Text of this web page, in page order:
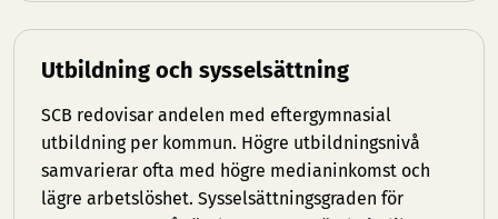
Utbildning och sysselsättning
SCB redovisar andelen med eftergymnasial
utbildning per kommun. Högre utbildningsnivå
samvarierar ofta med högre medianinkomst och
lägre arbetslöshet. Sysselsättningsgraden för